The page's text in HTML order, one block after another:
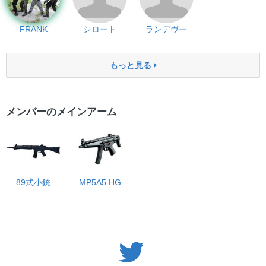
FRANK シロート ランデヴー
もっと見る
メンバーのメインアーム
89式小銃 MP5A5 HG